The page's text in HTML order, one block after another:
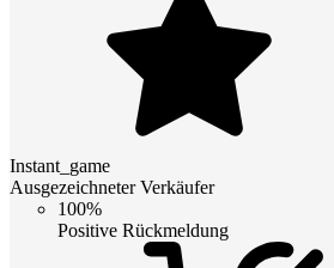
Instant_game
Ausgezeichneter Verkäufer
100%
Positive Rückmeldung